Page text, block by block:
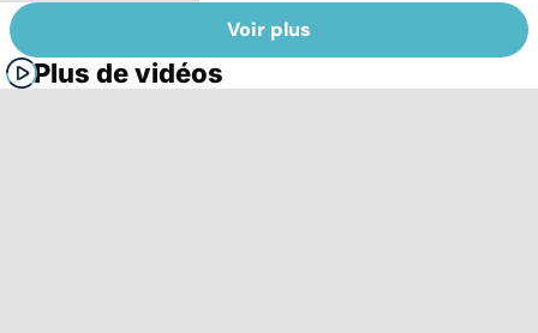
Voir plus
Plus de vidéos